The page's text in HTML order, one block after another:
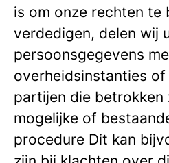
is om onze rechten te
verdedigen, delen wij
persoonsgegevens
overheidsinstanties
partijen die betrokken
mogelijke of
procedure Dit kan